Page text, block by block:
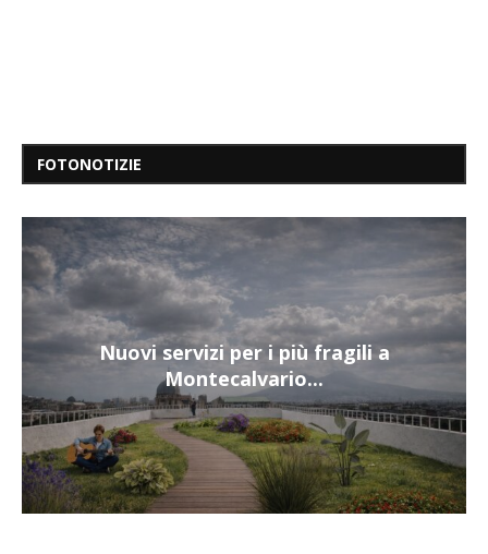
FOTONOTIZIE
Nuovi servizi per i più fragili a
Montecalvario...